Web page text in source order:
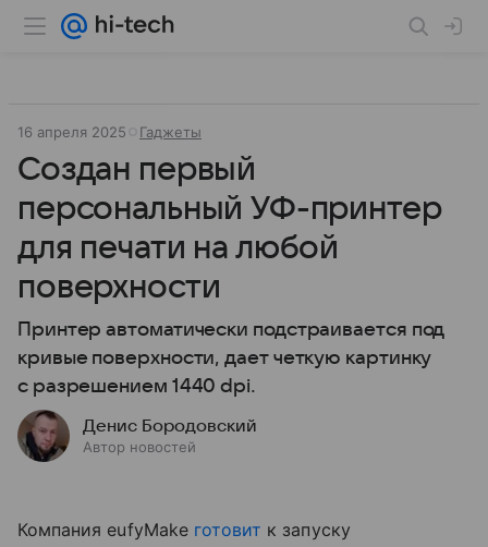
16 апреля 2025 Гаджеты
Создан первый
персональный УФ-принтер
для печати на любой
поверхности
Принтер автоматически подстраивается под
кривые поверхности, дает четкую картинку
с разрешением 1440 dpi.
Денис Бородовский
Автор новостей
Компания eufyMake готовит к запуску